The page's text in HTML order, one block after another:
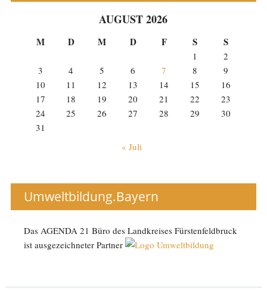
AUGUST 2026
M D M D F S S
1
2
3
4 5 6 7 8
9
10
11 12 13 14 15
16
17
18 19 20 21 22
23
24
25 26 27 28 29
30
31
« Juli
Umweltbildung.Bayern
Das AGENDA 21 Büro des Landkreises Fürstenfeldbruck
ist ausgezeichneter Partner